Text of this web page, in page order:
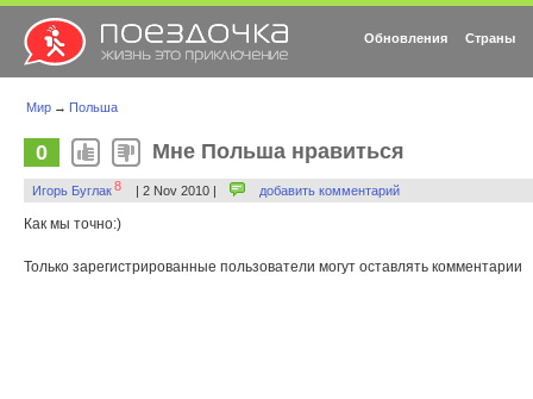
Обновления Страны
Мир → Польша
0 Мне Польша нравиться
Игорь Буглак8 | 2 Nov 2010 | добавить комментарий
Как мы точно:)
Только зарегистрированные пользователи могут оставлять комментарии